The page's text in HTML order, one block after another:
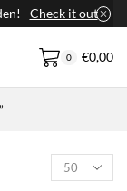
Check it out
0 €0,00
Products
per